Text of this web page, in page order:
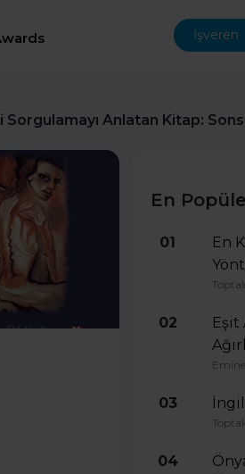
İşveren
Sorgulamayı Anlatan Kitap:
En
01
En
02
Eşit
03
04